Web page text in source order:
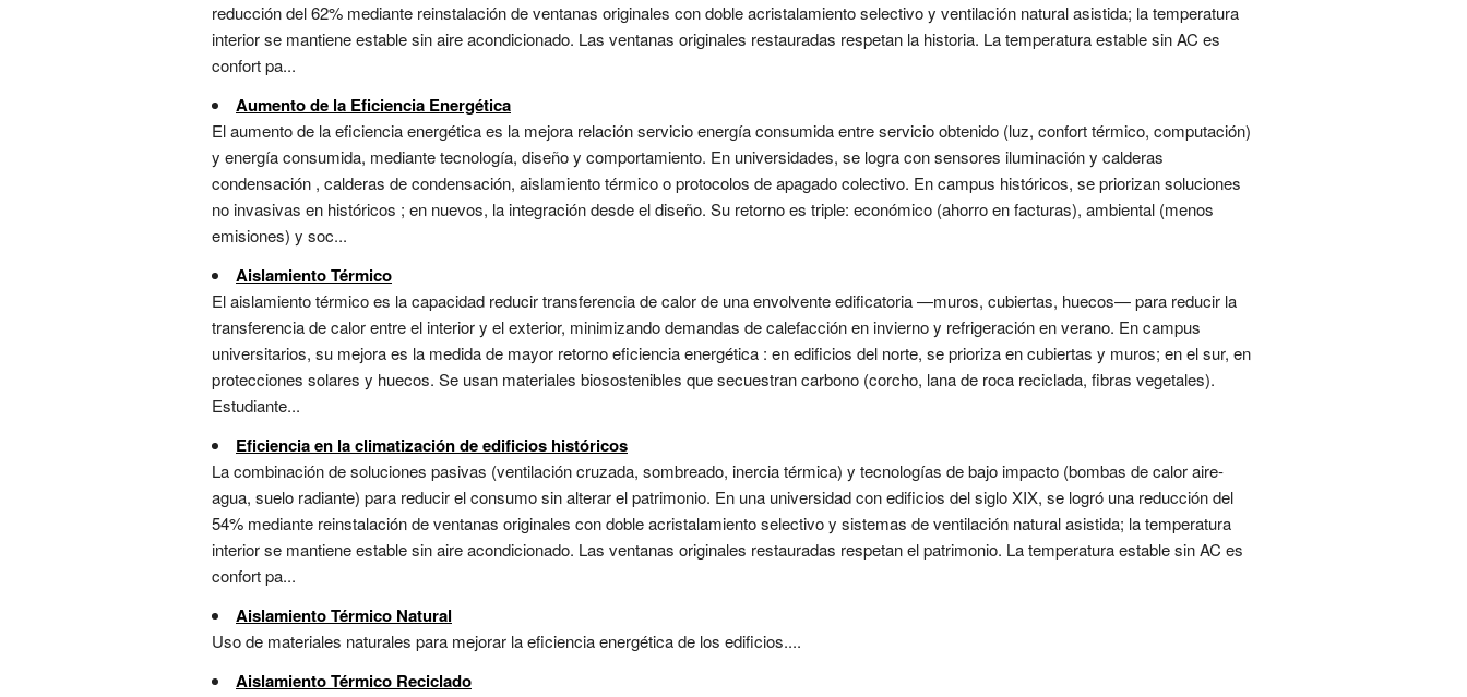
reducción del 62% mediante reinstalación de ventanas originales con doble acristalamiento selectivo y ventilación natural asistida; la temperatura
interior se mantiene estable sin aire acondicionado. Las ventanas originales restauradas respetan la historia. La temperatura estable sin AC es
confort pa...
Aumento de la Eficiencia Energética
El aumento de la eficiencia energética es la mejora relación servicio energía consumida entre servicio obtenido (luz, confort térmico, computación)
y energía consumida, mediante tecnología, diseño y comportamiento. En universidades, se logra con sensores iluminación y calderas
condensación , calderas de condensación, aislamiento térmico o protocolos de apagado colectivo. En campus históricos, se priorizan soluciones
no invasivas en históricos ; en nuevos, la integración desde el diseño. Su retorno es triple: económico (ahorro en facturas), ambiental (menos
emisiones) y soc...
Aislamiento Térmico
El aislamiento térmico es la capacidad reducir transferencia de calor de una envolvente edificatoria —muros, cubiertas, huecos— para reducir la
transferencia de calor entre el interior y el exterior, minimizando demandas de calefacción en invierno y refrigeración en verano. En campus
universitarios, su mejora es la medida de mayor retorno eficiencia energética : en edificios del norte, se prioriza en cubiertas y muros; en el sur, en
protecciones solares y huecos. Se usan materiales biosostenibles que secuestran carbono (corcho, lana de roca reciclada, fibras vegetales).
Estudiante...
Eficiencia en la climatización de edificios históricos
La combinación de soluciones pasivas (ventilación cruzada, sombreado, inercia térmica) y tecnologías de bajo impacto (bombas de calor aire-
agua, suelo radiante) para reducir el consumo sin alterar el patrimonio. En una universidad con edificios del siglo XIX, se logró una reducción del
54% mediante reinstalación de ventanas originales con doble acristalamiento selectivo y sistemas de ventilación natural asistida; la temperatura
interior se mantiene estable sin aire acondicionado. Las ventanas originales restauradas respetan el patrimonio. La temperatura estable sin AC es
confort pa...
Aislamiento Térmico Natural
Uso de materiales naturales para mejorar la eficiencia energética de los edificios....
Aislamiento Térmico Reciclado